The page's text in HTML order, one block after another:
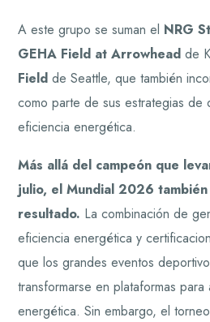
A este grupo se suman el NRG
GEHA Field at Arrowhead de
Field de Seattle, que también
como parte de sus estrategias de
eficiencia energética.
Más allá del campeón que
julio, el Mundial 2026
resultado. La combinación de
eficiencia energética y
que los grandes eventos
transformarse en plataformas
energética. Sin embargo, el